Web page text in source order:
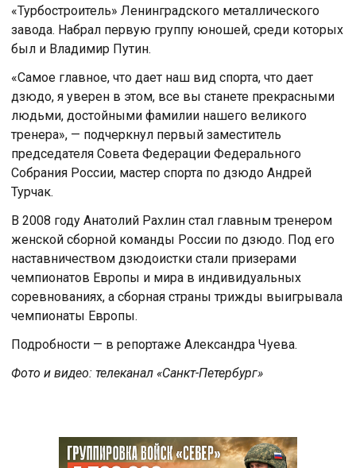
«Турбостроитель» Ленинградского металлического
завода. Набрал первую группу юношей, среди которых
был и Владимир Путин.
«Самое главное, что дает наш вид спорта, что дает
дзюдо, я уверен в этом, все вы станете прекрасными
людьми, достойными фамилии нашего великого
тренера», — подчеркнул первый заместитель
председателя Совета Федерации Федерального
Собрания России, мастер спорта по дзюдо Андрей
Турчак.
В 2008 году Анатолий Рахлин стал главным тренером
женской сборной команды России по дзюдо. Под его
наставничеством дзюдоистки стали призерами
чемпионатов Европы и мира в индивидуальных
соревнованиях, а сборная страны трижды выигрывала
чемпионаты Европы.
Подробности — в репортаже Александра Чуева.
Фото и видео: телеканал «Санкт-Петербург»